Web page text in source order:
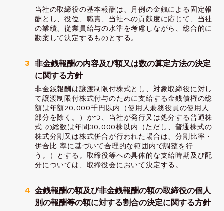
当社の取締役の基本報酬は、月例の金銭による固定報
酬とし、役位、職責、当社への貢献度に応じて、当社
の業績、従業員給与の水準を考慮しながら、総合的に
勘案して決定するものとする。
非金銭報酬の内容及び額又は数の算定方法の決定
に関する方針
非金銭報酬は譲渡制限付株式とし、対象取締役に対し
て譲渡制限付株式付与のために支給する金銭債権の総
額は年額20,000千円以内（使用人兼務役員の使用人
部分を除く。）かつ、当社が発行又は処分する普通株
式 の総数は年間30,000株以内（ただし、普通株式の
株式分割又は株式併合が行われた場合は、分割比率・
併合比 率に基づいて合理的な範囲内で調整を行
う。）とする。取締役等への具体的な支給時期及び配
分については、取締役会において決定する。
金銭報酬の額及び非金銭報酬の額の取締役の個人
別の報酬等の額に対する割合の決定に関する方針